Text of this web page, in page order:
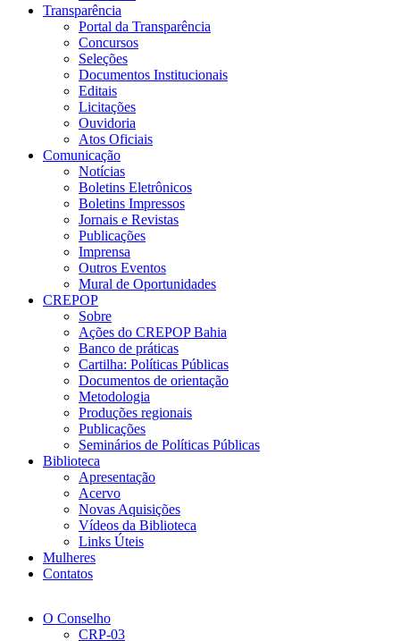
Transparência
Portal da Transparência
Concursos
Seleções
Documentos Institucionais
Editais
Licitações
Ouvidoria
Atos Oficiais
Comunicação
Notícias
Boletins Eletrônicos
Boletins Impressos
Jornais e Revistas
Publicações
Imprensa
Outros Eventos
Mural de Oportunidades
CREPOP
Sobre
Ações do CREPOP Bahia
Banco de práticas
Cartilha: Políticas Públicas
Documentos de orientação
Metodologia
Produções regionais
Publicações
Seminários de Políticas Públicas
Biblioteca
Apresentação
Acervo
Novas Aquisições
Vídeos da Biblioteca
Links Úteis
Mulheres
Contatos
O Conselho
CRP-03